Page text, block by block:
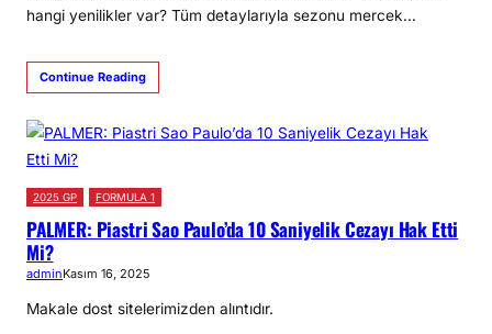
hangi yenilikler var? Tüm detaylarıyla sezonu mercek…
Continue Reading
2025 GP FORMULA 1
PALMER: Piastri Sao Paulo’da 10 Saniyelik Cezayı Hak Etti
Mi?
adminKasım 16, 2025
Makale dost sitelerimizden alıntıdır.